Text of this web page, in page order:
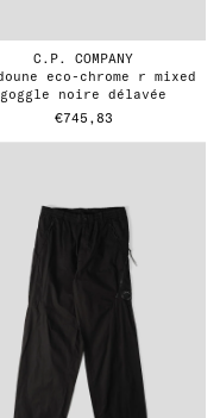
C.P. COMPANY
goggle noire délavée
€745,83